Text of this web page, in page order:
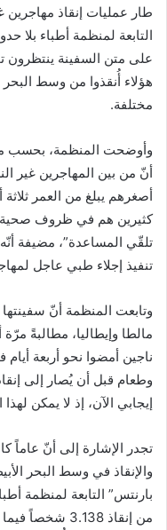
طار عمليات إنقاذ مهاجرين
على متن السفينة ينتظرون
هؤلاء أُنقذوا من وسط
مختلفة.
وأوضحت المنظمة، بحسب ما
أنّ من بين المهاجرين غير
أصغرهم يبلغ من العمر
كثيرين هم في ظروف صحية
تلقّي المساعدة”، مضيفة
تنفيذ إجلاء طبي عاجل
وتابعت المنظمة أنّ
مالطا وإيطاليا، مطالبةً
ناجين أمضوا نحو أربعة
وطعام قبل أن يُصار إلى
إيجابي الآن، إذ لا يمكن
تجدر الإشارة إلى أنّ عاماً
والإنقاذ في وسط البحر
بارنتس” التابعة لمنظمة